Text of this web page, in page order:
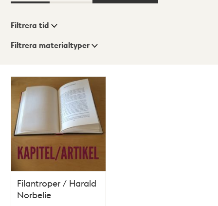
Visningsläge
Lista
Karta
Filtrera tid
Filtrera materialtyper
träffar
Filantroper / Harald
Norbelie